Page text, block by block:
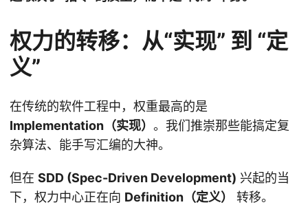
权力的转移：从“实现” 到 “定
义”
在传统的软件工程中，权重最高的是
Implementation（实现） 。我们推崇那些能搞定复
杂算法、能手写汇编的大神。
但在 SDD (Spec-Driven Development) 兴起的当
下，权力中心正在向 Definition（定义） 转移。